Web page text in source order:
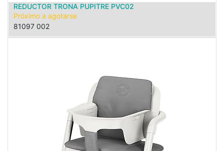
REDUCTOR TRONA PUPITRE PVC02
Próximo a agotarse
81097 002